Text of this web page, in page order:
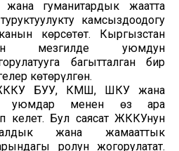
жана гуманитардык жаатта
камсыздоодогу
көрсөтөт. Кыргызстан
мезгилде уюмдун
багытталган бир
көтөрүлгөн.
БУУ, КМШ, ШКУ жана
уюмдар менен өз ара
келет. Бул саясат ЖККУнун
жана жамааттык
ролун жогорулатат.